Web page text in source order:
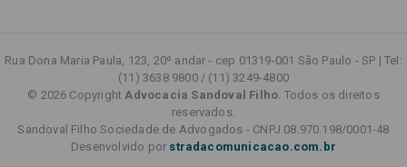
Rua Dona Maria Paula, 123, 20º andar - cep 01319-001 São Paulo - SP | Tel:
(11) 3638 9800 / (11) 3249-4800
© 2026 CopyrightAdvocacia Sandoval Filho. Todos os direitos
reservados.
Sandoval Filho Sociedade de Advogados - CNPJ 08.970.198/0001-48
Desenvolvido por stradacomunicacao.com.br